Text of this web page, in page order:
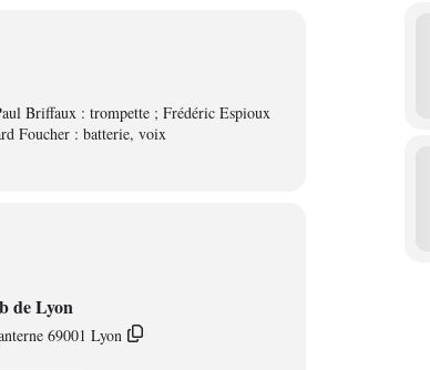
Briffaux : trompette ; Frédéric Espioux
Foucher : batterie, voix
de Lyon
69001 Lyon